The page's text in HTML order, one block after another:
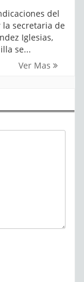
del
la secretaria de
Iglesias,
se...
Ver Mas